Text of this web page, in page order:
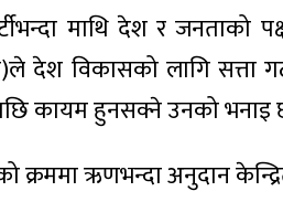
माथि देश र जनताको
देश विकासको लागि
कायम हुनसक्ने उनको भनाइ
क्रममा ऋणभन्दा अनुदान